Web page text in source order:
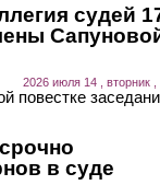
судей
2026 июля 14 , вторник ,
повестке
в суде